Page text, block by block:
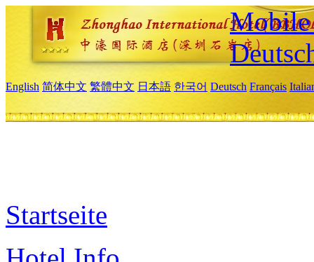
Mobile
English 简体中文 繁體中文 日本語 한국어 Deutsch Français
Startseite